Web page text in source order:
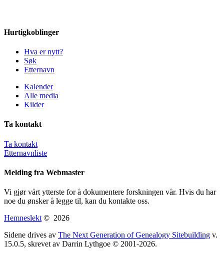
Hurtigkoblinger
Hva er nytt?
Søk
Etternavn
Kalender
Alle media
Kilder
Ta kontakt
Ta kontakt
Etternavnliste
Melding fra Webmaster
Vi gjør vårt ytterste for å dokumentere forskningen vår. Hvis du har
noe du ønsker å legge til, kan du kontakte oss.
Hemneslekt © 2026
Sidene drives av The Next Generation of Genealogy Sitebuilding v.
15.0.5, skrevet av Darrin Lythgoe © 2001-2026.